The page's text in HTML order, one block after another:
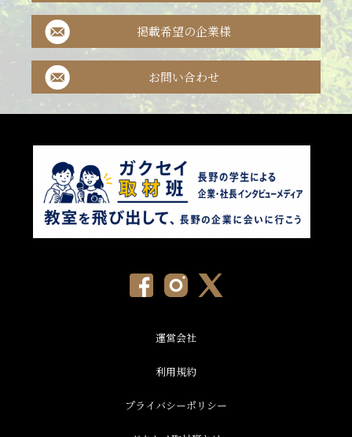
掲載希望の企業様
お問い合わせ
運営会社
利用規約
プライバシーポリシー